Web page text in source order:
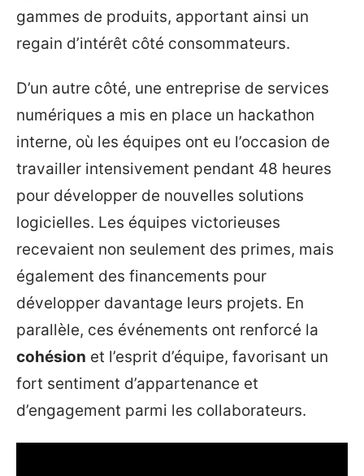
gammes de produits, apportant ainsi un
regain d’intérêt côté consommateurs.
D’un autre côté, une entreprise de services
numériques a mis en place un hackathon
interne, où les équipes ont eu l’occasion de
travailler intensivement pendant 48 heures
pour développer de nouvelles solutions
logicielles. Les équipes victorieuses
recevaient non seulement des primes, mais
également des financements pour
développer davantage leurs projets. En
parallèle, ces événements ont renforcé la
cohésion et l’esprit d’équipe, favorisant un
fort sentiment d’appartenance et
d’engagement parmi les collaborateurs.